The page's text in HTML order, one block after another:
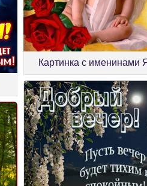
Картинка с именинами